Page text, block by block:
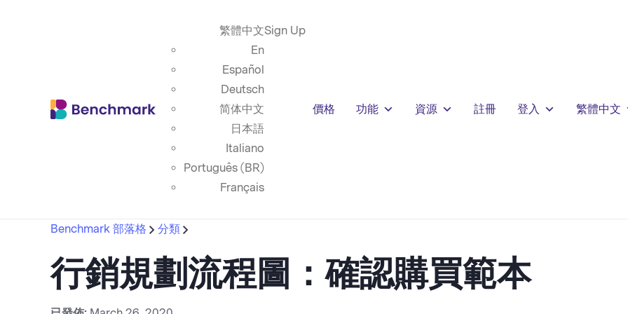
繁體中文
En
Español
Deutsch
简体中文
日本語
Italiano
Português (BR)
Français
Sign Up
價格 功能 資源 註冊 登入 繁體中文
Benchmark 部落格 分類
行銷規劃流程圖：確認購買範本